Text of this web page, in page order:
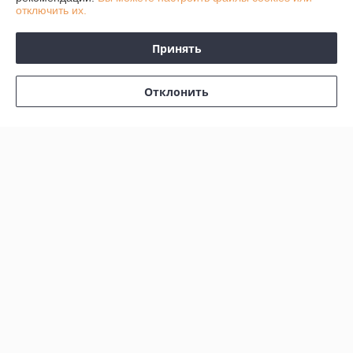
График работы
Политика обработки cookies
отключить их.
Принять
Отклонить